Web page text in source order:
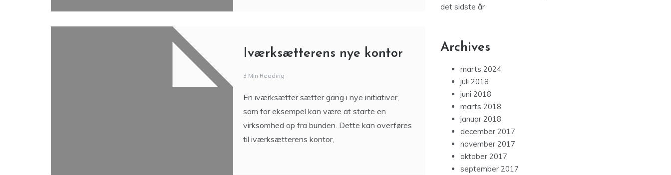
Iværksætterens nye kontor
3 Min Reading
En iværksætter sætter gang i nye initiativer,
som for eksempel kan være at starte en
virksomhed op fra bunden. Dette kan overføres
til iværksætterens kontor,
det sidste år
Archives
marts 2024
juli 2018
juni 2018
marts 2018
januar 2018
december 2017
november 2017
oktober 2017
september 2017